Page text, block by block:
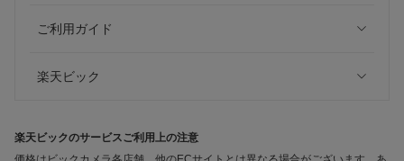
ご利用ガイド
楽天ビック
楽天ビックのサービスご利用上の注意